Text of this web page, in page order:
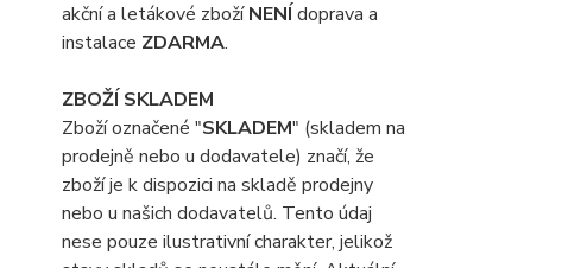
akční a letákové zbožíNENÍ doprava a
instalace ZDARMA.
ZBOŽÍ SKLADEM
Zboží označené "SKLADEM" (skladem na
prodejně nebo u dodavatele) značí, že
zboží je k dispozici na skladě prodejny
nebo u našich dodavatelů. Tento údaj
nese pouze ilustrativní charakter, jelikož